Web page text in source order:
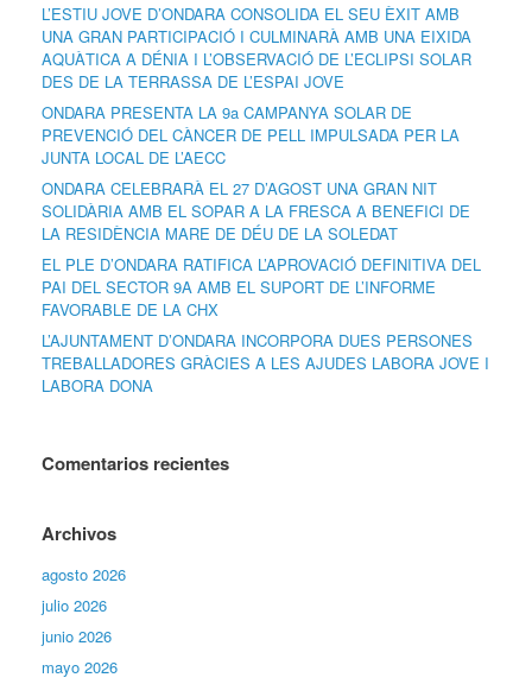
L’ESTIU JOVE D’ONDARA CONSOLIDA EL SEU ÈXIT AMB
UNA GRAN PARTICIPACIÓ I CULMINARÀ AMB UNA EIXIDA
AQUÀTICA A DÉNIA I L’OBSERVACIÓ DE L’ECLIPSI SOLAR
DES DE LA TERRASSA DE L’ESPAI JOVE
ONDARA PRESENTA LA 9a CAMPANYA SOLAR DE
PREVENCIÓ DEL CÀNCER DE PELL IMPULSADA PER LA
JUNTA LOCAL DE L’AECC
ONDARA CELEBRARÀ EL 27 D’AGOST UNA GRAN NIT
SOLIDÀRIA AMB EL SOPAR A LA FRESCA A BENEFICI DE
LA RESIDÈNCIA MARE DE DÉU DE LA SOLEDAT
EL PLE D’ONDARA RATIFICA L’APROVACIÓ DEFINITIVA DEL
PAI DEL SECTOR 9A AMB EL SUPORT DE L’INFORME
FAVORABLE DE LA CHX
L’AJUNTAMENT D’ONDARA INCORPORA DUES PERSONES
TREBALLADORES GRÀCIES A LES AJUDES LABORA JOVE I
LABORA DONA
Comentarios recientes
Archivos
agosto 2026
julio 2026
junio 2026
mayo 2026